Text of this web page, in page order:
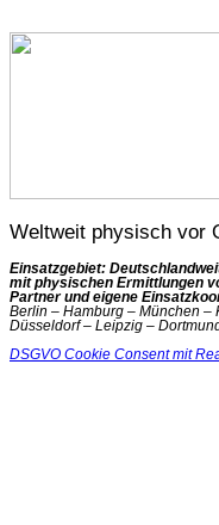
Weltweit physisch vor
Einsatzgebiet:
mit physischen Ermittlungen
Partner und eigene
Berlin – Hamburg – München –
Düsseldorf – Leipzig –
DSGVO Cookie Consent mit